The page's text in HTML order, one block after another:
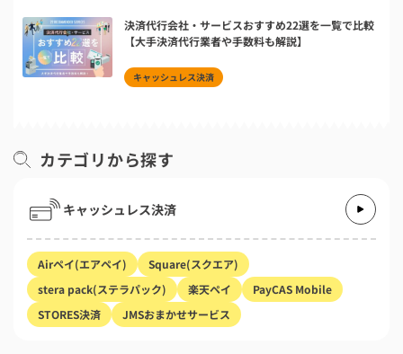
決済代行会社・サービスおすすめ22選を一覧で比較
【大手決済代行業者や手数料も解説】
キャッシュレス決済
カテゴリから探す
キャッシュレス決済
Airペイ(エアペイ)
Square(スクエア)
stera pack(ステラパック)
楽天ペイ
PayCAS Mobile
STORES決済
JMSおまかせサービス